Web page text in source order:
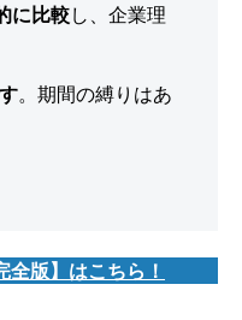
に比較し、企業理
。期間の縛りはあ
版】はこちら！